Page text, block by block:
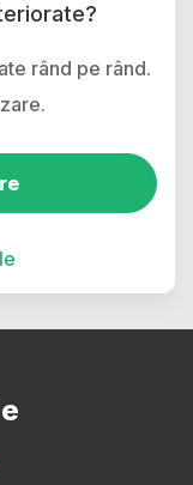
rând pe rând.